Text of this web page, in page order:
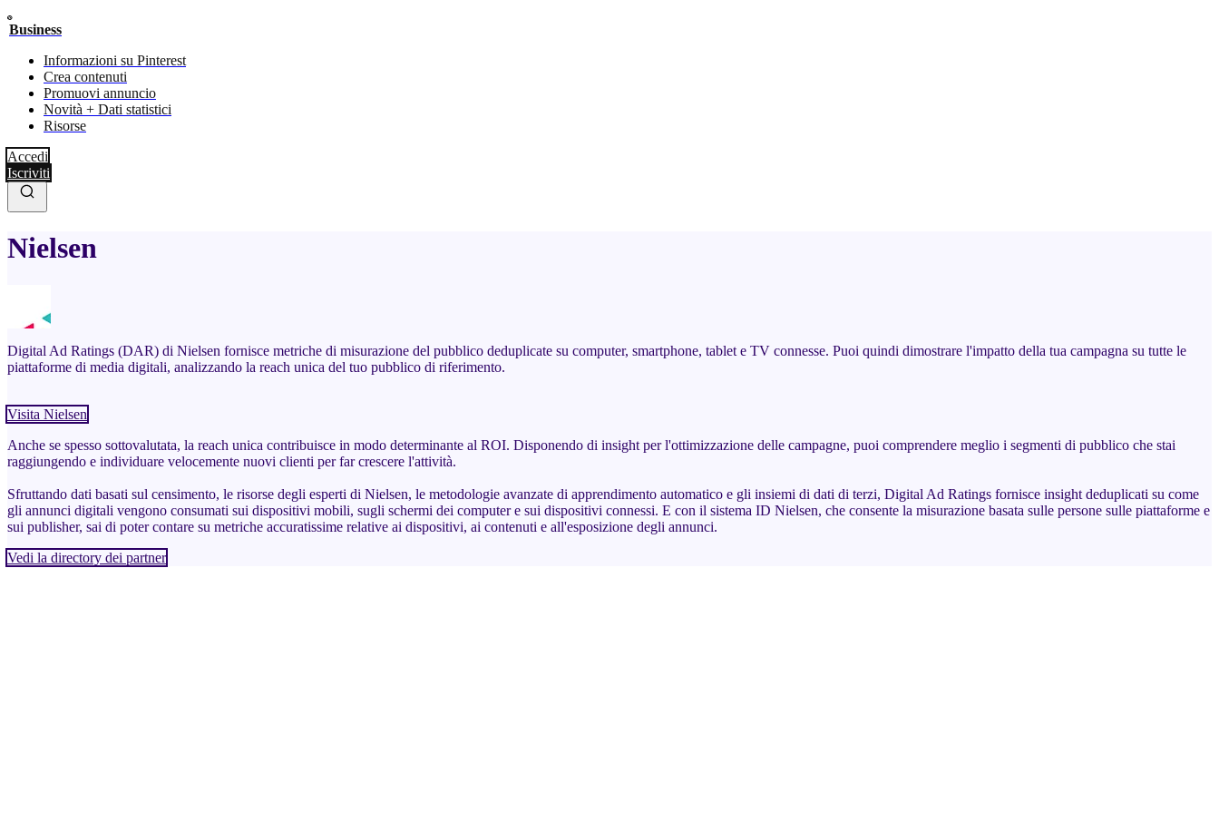
Business
Informazioni su Pinterest
Crea contenuti
Promuovi annuncio
Novità + Dati statistici
Risorse
Accedi
Iscriviti
Nielsen
Digital Ad Ratings (DAR) di Nielsen fornisce metriche di misurazione del pubblico deduplicate su computer, smartphone, tablet e TV connesse. Puoi quindi dimostrare l'impatto della tua campagna su tutte le
piattaforme di media digitali, analizzando la reach unica del tuo pubblico di riferimento.
Visita Nielsen
Anche se spesso sottovalutata, la reach unica contribuisce in modo determinante al ROI. Disponendo di insight per l'ottimizzazione delle campagne, puoi comprendere meglio i segmenti di pubblico che stai
raggiungendo e individuare velocemente nuovi clienti per far crescere l'attività.
Sfruttando dati basati sul censimento, le risorse degli esperti di Nielsen, le metodologie avanzate di apprendimento automatico e gli insiemi di dati di terzi, Digital Ad Ratings fornisce insight deduplicati su come
gli annunci digitali vengono consumati sui dispositivi mobili, sugli schermi dei computer e sui dispositivi connessi. E con il sistema ID Nielsen, che consente la misurazione basata sulle persone sulle piattaforme e
sui publisher, sai di poter contare su metriche accuratissime relative ai dispositivi, ai contenuti e all'esposizione degli annunci.
Vedi la directory dei partner